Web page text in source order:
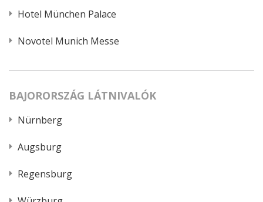
Hotel München Palace
Novotel Munich Messe
BAJORORSZÁG LÁTNIVALÓK
Nürnberg
Augsburg
Regensburg